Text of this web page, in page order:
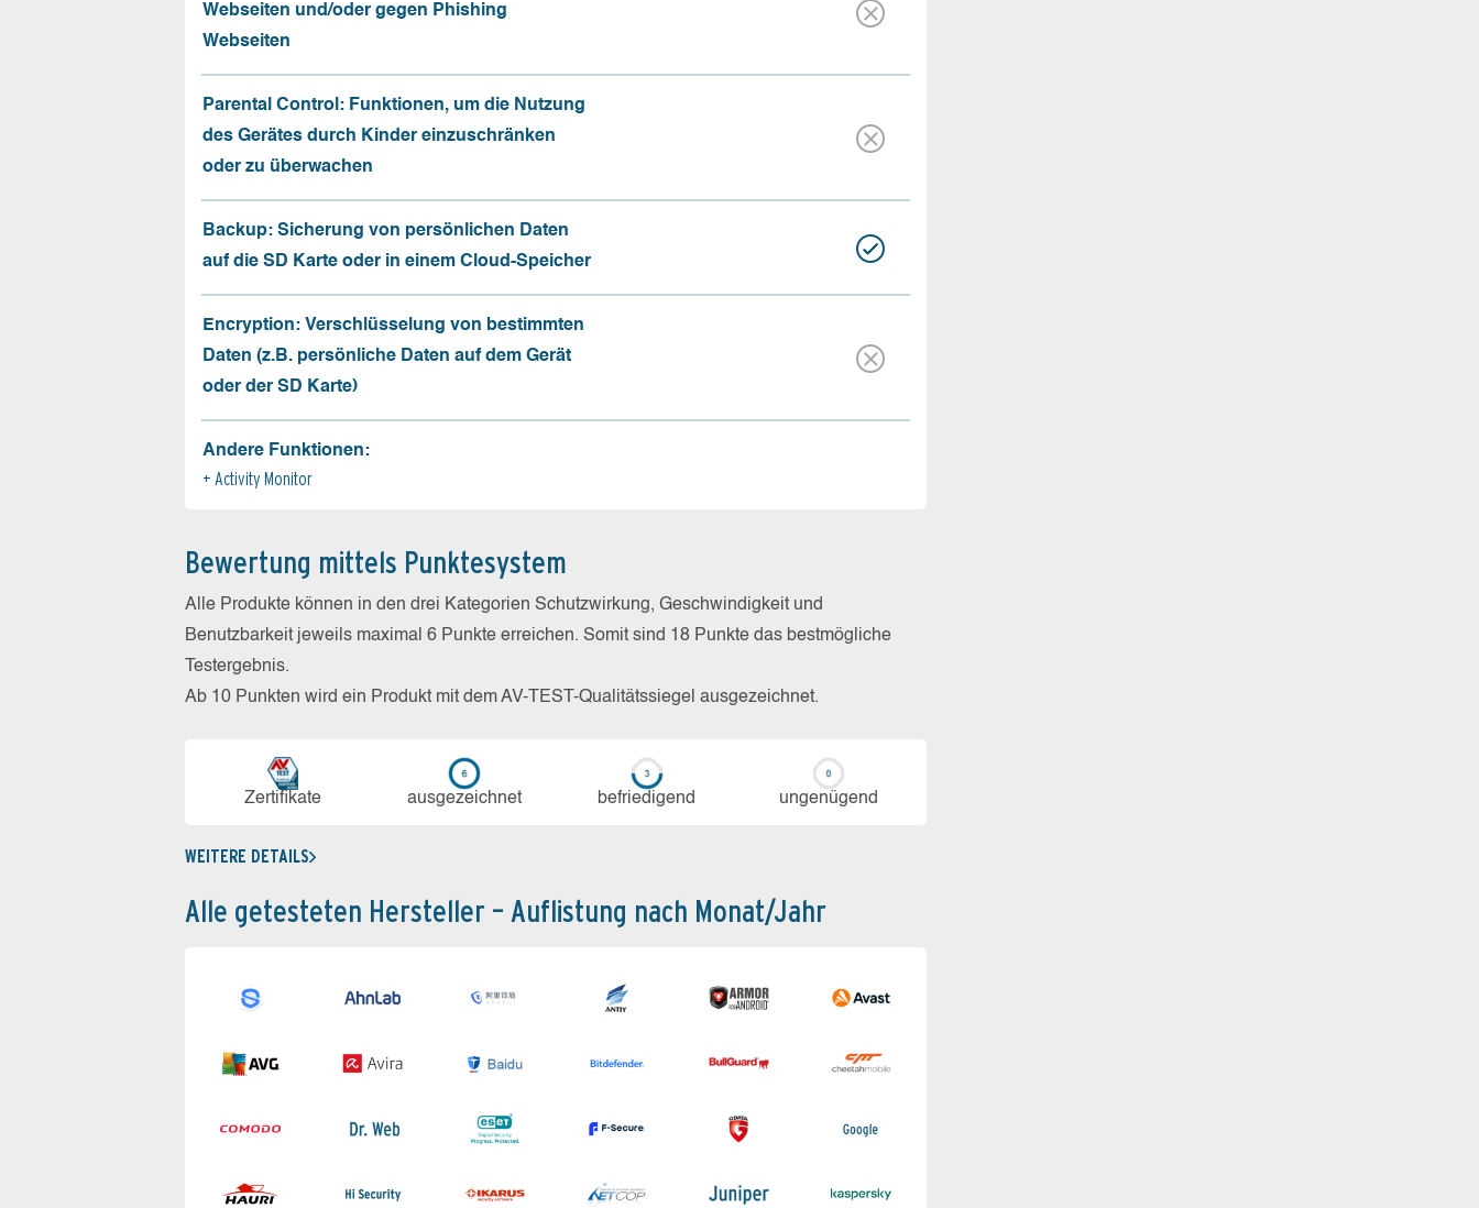
Webseiten und/oder gegen Phishing
Webseiten
Parental Control: Funktionen, um die Nutzung
des Gerätes durch Kinder einzuschränken
oder zu überwachen
Backup: Sicherung von persönlichen Daten
auf die SD Karte oder in einem Cloud-Speicher
Encryption: Verschlüsselung von bestimmten
Daten (z.B. persönliche Daten auf dem Gerät
oder der SD Karte)
Andere Funktionen:
Activity Monitor
Bewertung mittels Punktesystem
Alle Produkte können in den drei Kategorien Schutzwirkung, Geschwindigkeit und
Benutzbarkeit jeweils maximal 6 Punkte erreichen. Somit sind 18 Punkte das bestmögliche
Testergebnis.
Ab 10 Punkten wird ein Produkt mit dem AV-TEST-Qualitätssiegel ausgezeichnet.
Zerti­fikate aus­ge­zeich­net be­frie­di­gend un­ge­nü­gend
WEITERE DETAILS
Alle getesteten Hersteller – Auflistung nach Monat/Jahr